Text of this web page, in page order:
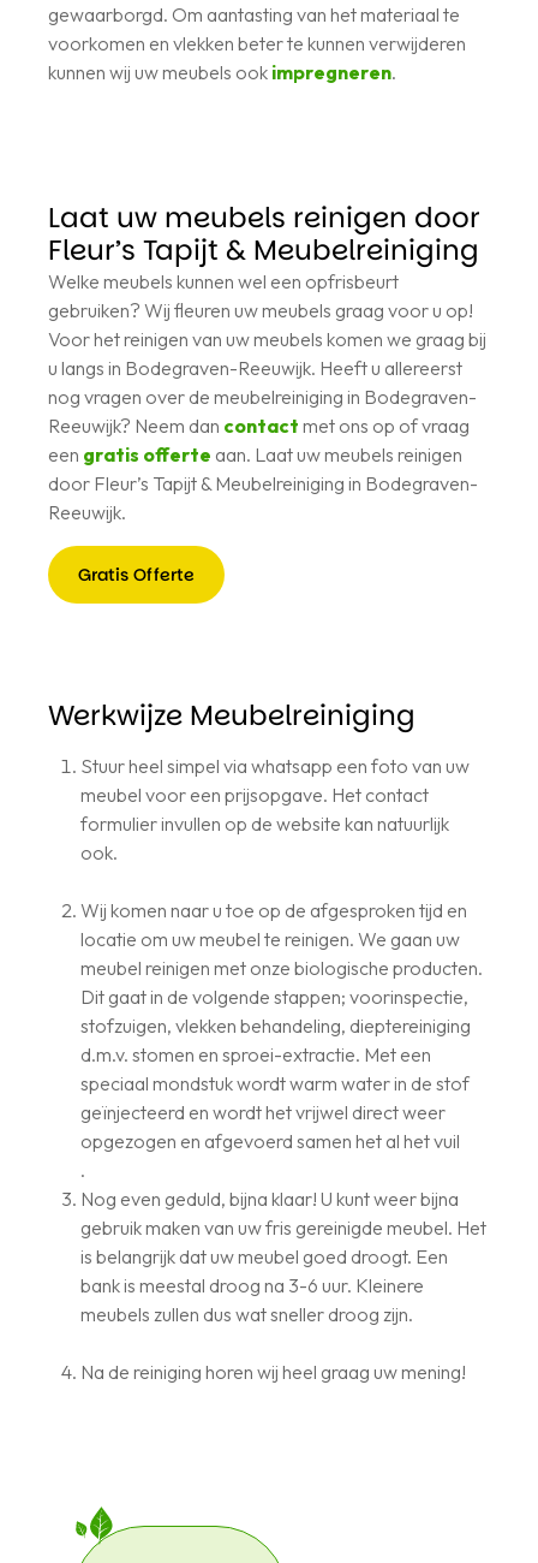
gewaarborgd. Om aantasting van het materiaal te
voorkomen en vlekken beter te kunnen verwijderen
kunnen wij uw meubels ook impregneren.
Laat uw meubels reinigen door
Fleur’s Tapijt & Meubelreiniging
Welke meubels kunnen wel een opfrisbeurt
gebruiken? Wij fleuren uw meubels graag voor u op!
Voor het reinigen van uw meubels komen we graag bij
u langs in Bodegraven-Reeuwijk. Heeft u allereerst
nog vragen over de meubelreiniging in Bodegraven-
Reeuwijk? Neem dan contact met ons op of vraag
een gratis offerte aan. Laat uw meubels reinigen
door Fleur’s Tapijt & Meubelreiniging in Bodegraven-
Reeuwijk.
Gratis Offerte
Werkwijze Meubelreiniging
Stuur heel simpel via whatsapp een foto van uw
meubel voor een prijsopgave. Het contact
formulier invullen op de website kan natuurlijk
ook.
Wij komen naar u toe op de afgesproken tijd en
locatie om uw meubel te reinigen. We gaan uw
meubel reinigen met onze biologische producten.
Dit gaat in de volgende stappen; voorinspectie,
stofzuigen, vlekken behandeling, dieptereiniging
d.m.v. stomen en sproei-extractie. Met een
speciaal mondstuk wordt warm water in de stof
geïnjecteerd en wordt het vrijwel direct weer
opgezogen en afgevoerd samen het al het vuil
.
Nog even geduld, bijna klaar! U kunt weer bijna
gebruik maken van uw fris gereinigde meubel. Het
is belangrijk dat uw meubel goed droogt. Een
bank is meestal droog na 3-6 uur. Kleinere
meubels zullen dus wat sneller droog zijn.
Na de reiniging horen wij heel graag uw mening!